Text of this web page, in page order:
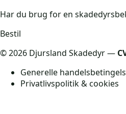
Har du brug for en
Bestil
©2026 Djursland Skadedyr —
Generelle
Privatlivspolitik & cookies